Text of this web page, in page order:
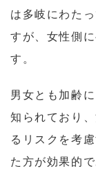
は多岐にわた
すが、女性側
す。
男女とも加齢
知られており
るリスクを考
た方が効果的